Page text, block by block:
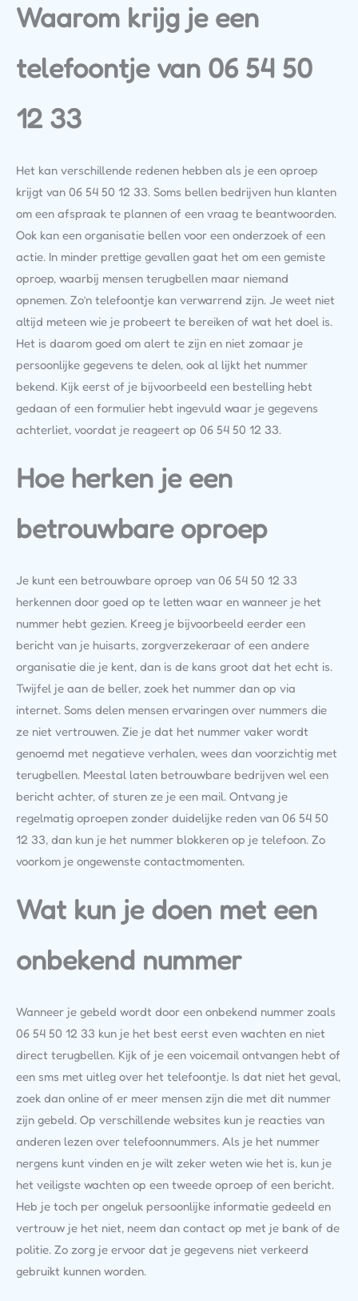
Waarom krijg je een
telefoontje van 06 54 50
12 33
Het kan verschillende redenen hebben als je een oproep
krijgt van 06 54 50 12 33. Soms bellen bedrijven hun klanten
om een afspraak te plannen of een vraag te beantwoorden.
Ook kan een organisatie bellen voor een onderzoek of een
actie. In minder prettige gevallen gaat het om een gemiste
oproep, waarbij mensen terugbellen maar niemand
opnemen. Zo’n telefoontje kan verwarrend zijn. Je weet niet
altijd meteen wie je probeert te bereiken of wat het doel is.
Het is daarom goed om alert te zijn en niet zomaar je
persoonlijke gegevens te delen, ook al lijkt het nummer
bekend. Kijk eerst of je bijvoorbeeld een bestelling hebt
gedaan of een formulier hebt ingevuld waar je gegevens
achterliet, voordat je reageert op 06 54 50 12 33.
Hoe herken je een
betrouwbare oproep
Je kunt een betrouwbare oproep van 06 54 50 12 33
herkennen door goed op te letten waar en wanneer je het
nummer hebt gezien. Kreeg je bijvoorbeeld eerder een
bericht van je huisarts, zorgverzekeraar of een andere
organisatie die je kent, dan is de kans groot dat het echt is.
Twijfel je aan de beller, zoek het nummer dan op via
internet. Soms delen mensen ervaringen over nummers die
ze niet vertrouwen. Zie je dat het nummer vaker wordt
genoemd met negatieve verhalen, wees dan voorzichtig met
terugbellen. Meestal laten betrouwbare bedrijven wel een
bericht achter, of sturen ze je een mail. Ontvang je
regelmatig oproepen zonder duidelijke reden van 06 54 50
12 33, dan kun je het nummer blokkeren op je telefoon. Zo
voorkom je ongewenste contactmomenten.
Wat kun je doen met een
onbekend nummer
Wanneer je gebeld wordt door een onbekend nummer zoals
06 54 50 12 33 kun je het best eerst even wachten en niet
direct terugbellen. Kijk of je een voicemail ontvangen hebt of
een sms met uitleg over het telefoontje. Is dat niet het geval,
zoek dan online of er meer mensen zijn die met dit nummer
zijn gebeld. Op verschillende websites kun je reacties van
anderen lezen over telefoonnummers. Als je het nummer
nergens kunt vinden en je wilt zeker weten wie het is, kun je
het veiligste wachten op een tweede oproep of een bericht.
Heb je toch per ongeluk persoonlijke informatie gedeeld en
vertrouw je het niet, neem dan contact op met je bank of de
politie. Zo zorg je ervoor dat je gegevens niet verkeerd
gebruikt kunnen worden.